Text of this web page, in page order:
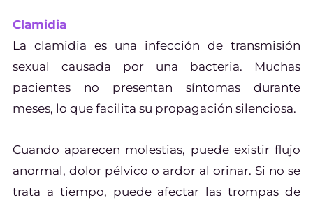
Clamidia
La clamidia es una infección de transmisión
sexual causada por una bacteria. Muchas
pacientes no presentan síntomas durante
meses, lo que facilita su propagación silenciosa.
Cuando aparecen molestias, puede existir flujo
anormal, dolor pélvico o ardor al orinar. Si no se
trata a tiempo, puede afectar las trompas de